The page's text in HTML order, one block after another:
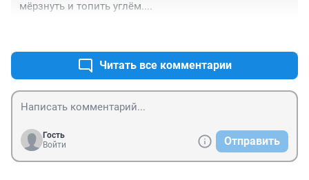
мёрзнуть и топить углём....
Читать все комментарии
Гость
Войти
Отправить